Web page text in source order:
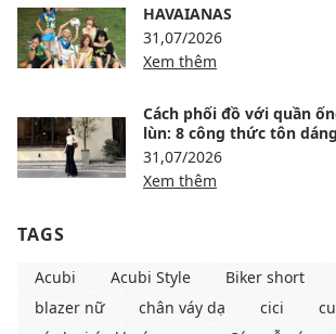
HAVAIANAS
31,07/2026
Xem thêm
Cách phối đồ với quần
lùn: 8 công thức tôn dáng
31,07/2026
Xem thêm
TAGS
Acubi Acubi Style Biker short
blazer nữ
chân váy dạ cici